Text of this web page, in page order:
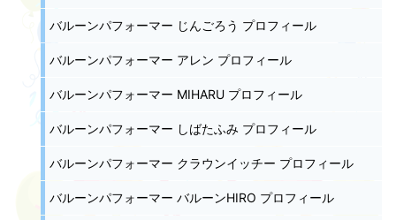
バルーンパフォーマー じんごろう プロフィール
バルーンパフォーマー アレン プロフィール
バルーンパフォーマー MIHARU プロフィール
バルーンパフォーマー しばたふみ プロフィール
バルーンパフォーマー クラウンイッチー プロフィール
バルーンパフォーマー バルーンHIRO プロフィール